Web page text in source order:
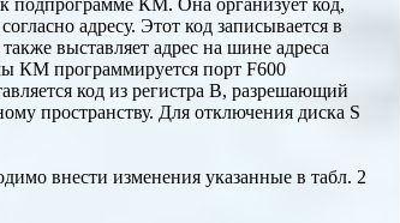
адресу. Этот код записывается в
выставляет адрес на шине адреса
КМ программируется порт F600
код из регистра В, разрешающий
пространству. Для отключения диска S
внести изменения указанные в табл. 2